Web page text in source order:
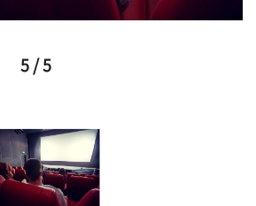
5 / 5